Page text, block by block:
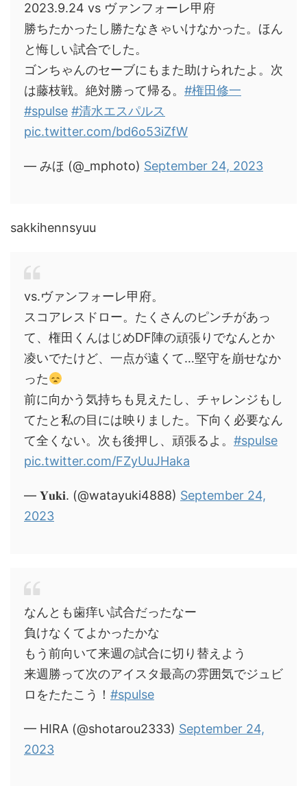
2023.9.24 vs ヴァンフォーレ甲府
勝ちたかったし勝たなきゃいけなかった。ほん
と悔しい試合でした。
ゴンちゃんのセーブにもまた助けられたよ。次
は藤枝戦。絶対勝って帰る。 #権田修一
#spulse #清水エスパルス
pic.twitter.com/bd6o53iZfW
— みほ (@_mphoto) September 24, 2023
sakkihennsyuu
vs.ヴァンフォーレ甲府。
スコアレスドロー。たくさんのピンチがあっ
て、権田くんはじめDF陣の頑張りでなんとか
凌いでたけど、一点が遠くて…堅守を崩せなか
った
前に向かう気持ちも見えたし、チャレンジもし
てたと私の目には映りました。下向く必要なん
て全くない。次も後押し、頑張るよ。 #spulse
pic.twitter.com/FZyUuJHaka
— 𝐘𝐮𝐤𝐢. (@watayuki4888) September 24,
2023
なんとも歯痒い試合だったなー
負けなくてよかったかな
もう前向いて来週の試合に切り替えよう
来週勝って次のアイスタ最高の雰囲気でジュビ
ロをたたこう！ #spulse
— HIRA (@shotarou2333) September 24,
2023